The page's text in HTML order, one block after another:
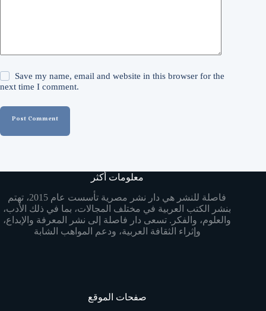
Save my name, email and website in this browser for the
next time I comment.
Post Comment
معلومات أكثر
فاصلة للنشر هي دار نشر مصرية تأسست عام 2015، تهتم
بنشر الكتب العربية في مختلف المجالات، بما في ذلك الأدب،
والعلوم، والفكر. تسعى دار فاصلة إلى نشر المعرفة والإبداع،
وإثراء الثقافة العربية، ودعم المواهب الشابة
صفحات الموقع